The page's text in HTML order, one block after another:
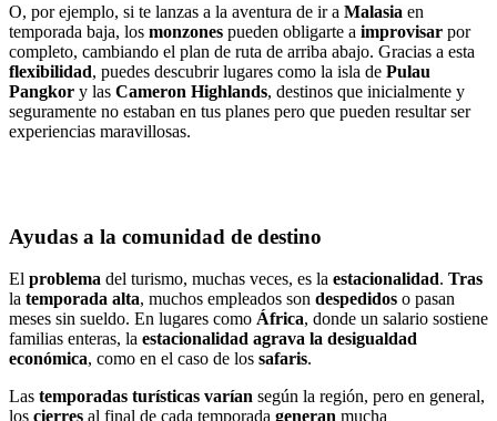
O, por ejemplo, si te lanzas a la aventura de ir a Malasia en
temporada baja, los monzones pueden obligarte a improvisar por
completo, cambiando el plan de ruta de arriba abajo. Gracias a esta
flexibilidad, puedes descubrir lugares como la isla de Pulau
Pangkor y las Cameron Highlands, destinos que inicialmente y
seguramente no estaban en tus planes pero que pueden resultar ser
experiencias maravillosas.
Ayudas a la comunidad de destino
El problema del turismo, muchas veces, es la estacionalidad. Tras
la temporada alta, muchos empleados son despedidos o pasan
meses sin sueldo. En lugares como África, donde un salario sostiene
familias enteras, la estacionalidad agrava la desigualdad
económica, como en el caso de los safaris.
Las temporadas turísticas varían según la región, pero en general,
los cierres al final de cada temporada generan mucha